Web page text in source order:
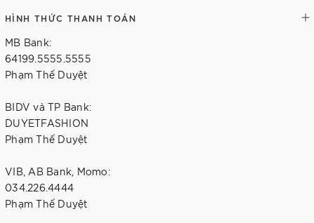
HÌNH THỨC THANH TOÁN
MB Bank:
64199.5555.5555
Phạm Thế Duyệt
BIDV và TP Bank:
DUYETFASHION
Phạm Thế Duyệt
VIB, AB Bank, Momo:
034.226.4444
Phạm Thế Duyệt